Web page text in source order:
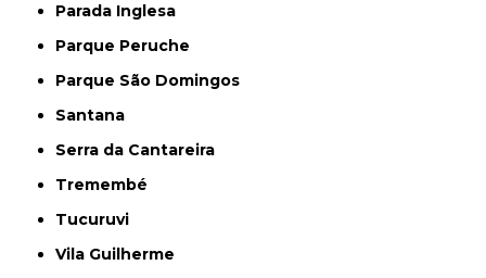
Parada Inglesa
Parque Peruche
Parque São Domingos
Santana
Serra da Cantareira
Tremembé
Tucuruvi
Vila Guilherme